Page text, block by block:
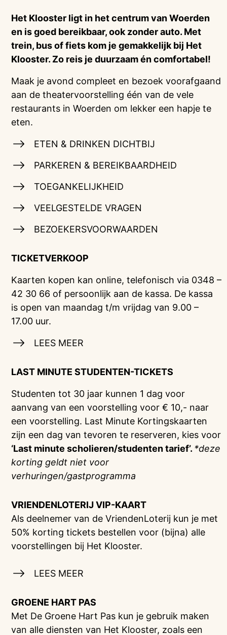
Het Klooster ligt in het centrum van Woerden
en is goed bereikbaar, ook zonder auto. Met
trein, bus of fiets kom je gemakkelijk bij Het
Klooster. Zo reis je duurzaam én comfortabel!
Maak je avond compleet en bezoek voorafgaand
aan de theatervoorstelling één van de vele
restaurants in Woerden om lekker een hapje te
eten.
ETEN & DRINKEN DICHTBIJ
PARKEREN & BEREIKBAARDHEID
TOEGANKELIJKHEID
VEELGESTELDE VRAGEN
BEZOEKERSVOORWAARDEN
TICKETVERKOOP
Kaarten kopen kan online, telefonisch via 0348 –
42 30 66 of persoonlijk aan de kassa. De kassa
is open van maandag t/m vrijdag van 9.00 –
17.00 uur.
LEES MEER
LAST MINUTE STUDENTEN-TICKETS
Studenten tot 30 jaar kunnen 1 dag voor
aanvang van een voorstelling voor € 10,- naar
een voorstelling. Last Minute Kortingskaarten
zijn een dag van tevoren te reserveren, kies voor
‘Last minute scholieren/studenten tarief’. *deze
korting geldt niet voor
verhuringen/gastprogramma
VRIENDENLOTERIJVIP-KAART
Als deelnemer van de VriendenLoterij kun je met
50% korting tickets bestellen voor (bijna) alle
voorstellingen bij Het Klooster.
LEES MEER
GROENE HART PAS
Met De Groene Hart Pas kun je gebruik maken
van alle diensten van Het Klooster, zoals een